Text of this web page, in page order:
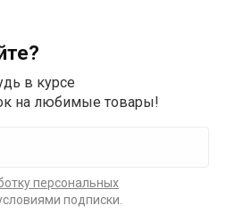
в курсе
на любимые товары!
персональных
подписки.